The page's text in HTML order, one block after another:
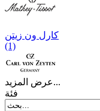
کارل ون زیتن
(1)
عرض المزيد...
فئة